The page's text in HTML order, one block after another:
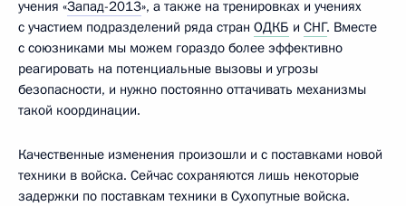
учения «Запад-2013», а также на тренировках и учениях
с участием подразделений ряда стран ОДКБ и СНГ. Вместе
с союзниками мы можем гораздо более эффективно
реагировать на потенциальные вызовы и угрозы
безопасности, и нужно постоянно оттачивать механизмы
такой координации.
Качественные изменения произошли и с поставками новой
техники в войска. Сейчас сохраняются лишь некоторые
задержки по поставкам техники в Сухопутные войска.